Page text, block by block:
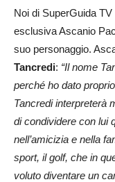
Noi di SuperGuida
esclusiva Ascanio
suo personaggio.
Tancredi: “Il nome
perché ho dato
Tancredi interpreterà
di condividere con lui
nell’amicizia e nella
sport, il golf, che in
voluto diventare un